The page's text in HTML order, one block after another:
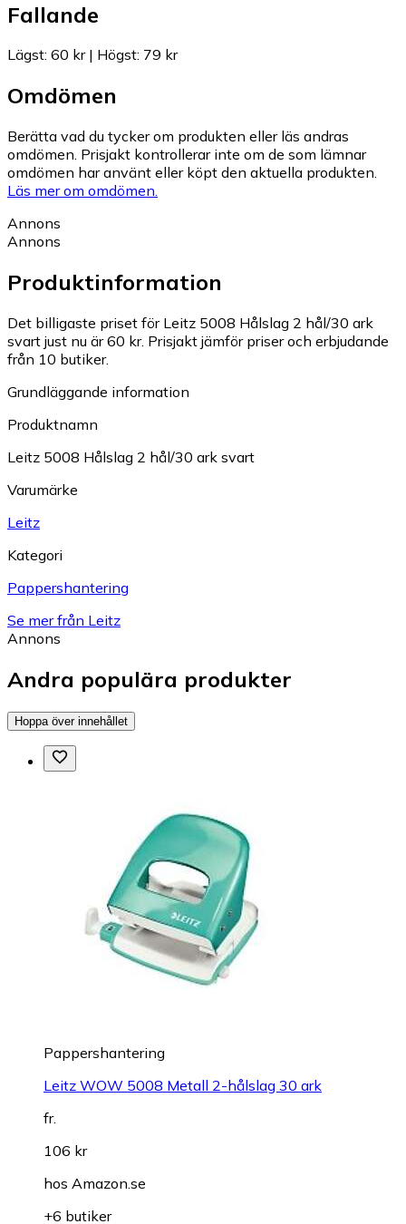
Fallande
Lägst: 60 kr| Högst: 79 kr
Omdömen
Berätta vad du tycker om produkten eller läs andras
omdömen. Prisjakt kontrollerar inte om de som lämnar
omdömen har använt eller köpt den aktuella produkten.
Läs mer om omdömen.
Annons
Annons
Produktinformation
Det billigaste priset för Leitz 5008 Hålslag 2 hål/30 ark
svart just nu är 60 kr. Prisjakt jämför priser och erbjudande
från 10 butiker.
Grundläggande information
Produktnamn
Leitz 5008 Hålslag 2 hål/30 ark svart
Varumärke
Leitz
Kategori
Pappershantering
Se mer från Leitz
Annons
Andra populära produkter
Hoppa över innehållet
Pappershantering
Leitz WOW 5008 Metall 2-hålslag 30 ark
fr.
106 kr
hos Amazon.se
+6 butiker